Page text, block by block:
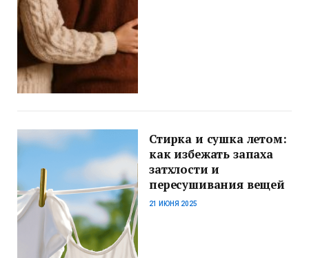
Стирка и сушка летом:
как избежать запаха
затхлости и
пересушивания вещей
21 ИЮНЯ 2025